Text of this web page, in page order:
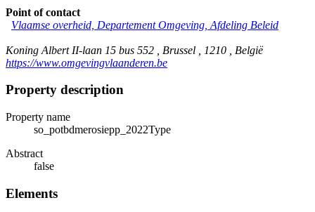
Point of contact
Vlaamse overheid, Departement Omgeving, Afdeling Beleid
Koning Albert II-laan 15 bus 552 , Brussel , 1210 , België
https://www.omgevingvlaanderen.be
Property description
Property name
so_potbdmerosiepp_2022Type
Abstract
false
Elements